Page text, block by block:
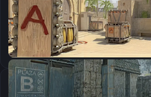
Чувствительность мыши в Windows:
Ускорение мыши:
m_rawinput:
Настройки экрана